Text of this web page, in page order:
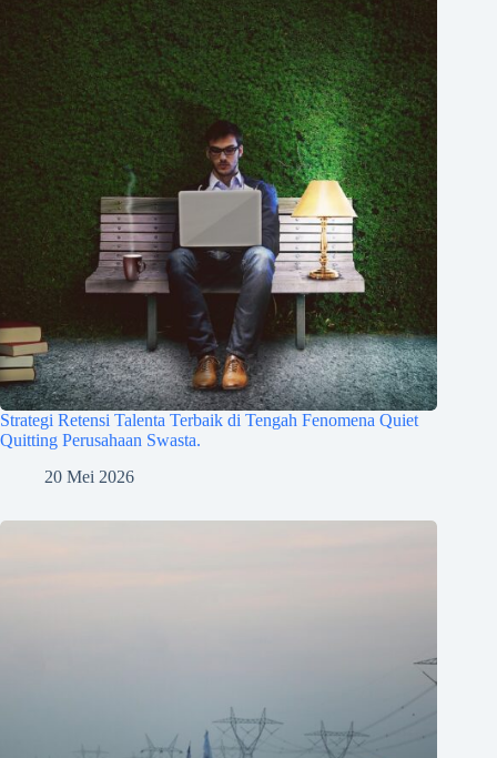
Strategi Retensi Talenta Terbaik di Tengah Fenomena Quiet
Quitting Perusahaan Swasta.
20 Mei 2026